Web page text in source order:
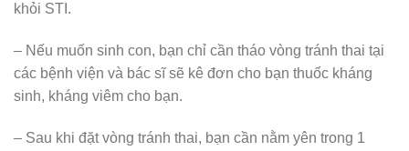
khỏi STI.
– Nếu muốn sinh con, bạn chỉ cần tháo vòng tránh thai tại
các bệnh viện và bác sĩ sẽ kê đơn cho bạn thuốc kháng
sinh, kháng viêm cho bạn.
– Sau khi đặt vòng tránh thai, bạn cần nằm yên trong 1